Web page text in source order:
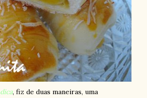
dica, fiz de duas maneiras, uma